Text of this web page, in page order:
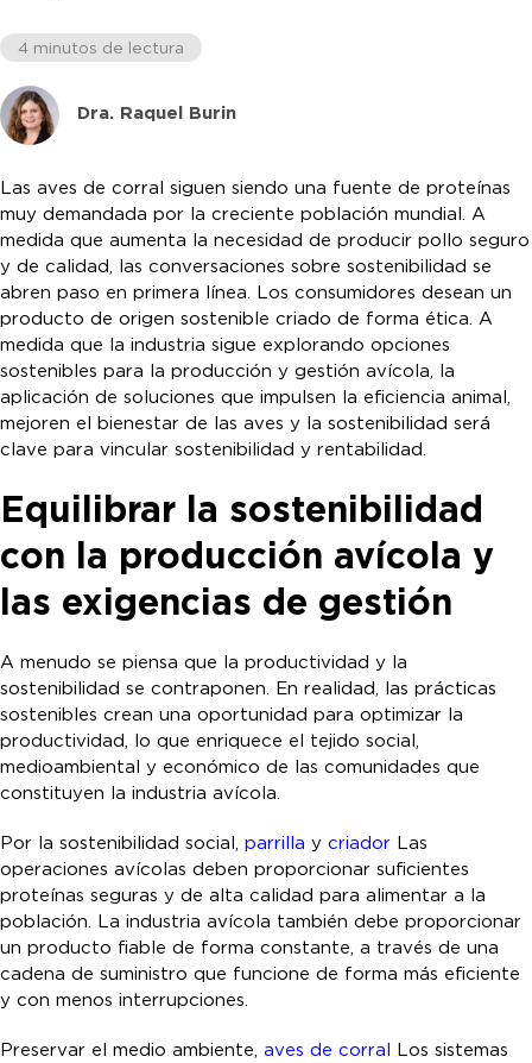
4 minutos de lectura
Dra. Raquel Burin
Las aves de corral siguen siendo una fuente de proteínas
muy demandada por la creciente población mundial. A
medida que aumenta la necesidad de producir pollo seguro
y de calidad, las conversaciones sobre sostenibilidad se
abren paso en primera línea. Los consumidores desean un
producto de origen sostenible criado de forma ética. A
medida que la industria sigue explorando opciones
sostenibles para la producción y gestión avícola, la
aplicación de soluciones que impulsen la eficiencia animal,
mejoren el bienestar de las aves y la sostenibilidad será
clave para vincular sostenibilidad y rentabilidad.
Equilibrar la sostenibilidad
con la producción avícola y
las exigencias de gestión
A menudo se piensa que la productividad y la
sostenibilidad se contraponen. En realidad, las prácticas
sostenibles crean una oportunidad para optimizar la
productividad, lo que enriquece el tejido social,
medioambiental y económico de las comunidades que
constituyen la industria avícola.
Por la sostenibilidad social, parrilla y criador Las
operaciones avícolas deben proporcionar suficientes
proteínas seguras y de alta calidad para alimentar a la
población. La industria avícola también debe proporcionar
un producto fiable de forma constante, a través de una
cadena de suministro que funcione de forma más eficiente
y con menos interrupciones.
Preservar el medio ambiente, aves de corral Los sistemas